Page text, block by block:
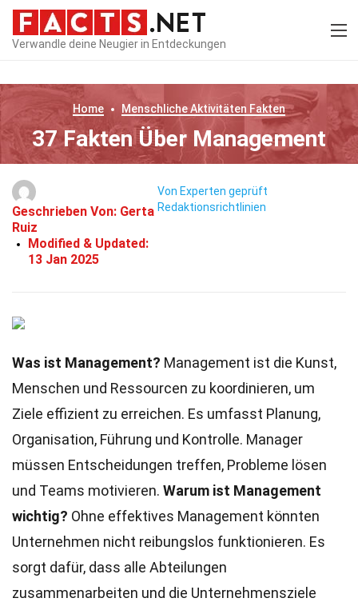
Verwandle deine Neugier in Entdeckungen
Home Menschliche Aktivitäten Fakten
37 Fakten Über Management
Geschrieben Von: Gerta
Ruiz
Modified & Updated:
13 Jan 2025
Von Experten geprüft
Redaktionsrichtlinien
Was ist Management? Management ist die Kunst,
Menschen und Ressourcen zu koordinieren, um
Ziele effizient zu erreichen. Es umfasst Planung,
Organisation, Führung und Kontrolle. Manager
müssen Entscheidungen treffen, Probleme lösen
und Teams motivieren. Warum ist Management
wichtig? Ohne effektives Management könnten
Unternehmen nicht reibungslos funktionieren. Es
sorgt dafür, dass alle Abteilungen
zusammenarbeiten und die Unternehmensziele